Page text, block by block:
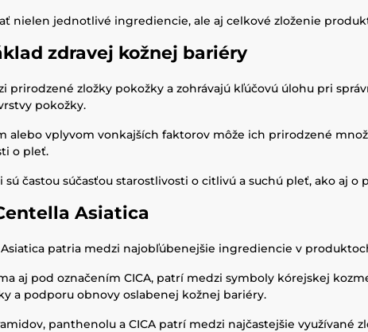
nielen jednotlivé ingrediencie, ale aj celkové zloženie
zdravej kožnej bariéry
prirodzené zložky pokožky a zohrávajú kľúčovú úlohu pri
pokožky.
alebo vplyvom vonkajších faktorov môže ich prirodzené
o pleť.
častou súčasťou starostlivosti o citlivú a suchú pleť, ako aj o
Asiatica
patria medzi najobľúbenejšie ingrediencie v
aj pod označením CICA, patrí medzi symboly kórejskej
a podporu obnovy oslabenej kožnej bariéry.
panthenolu a CICA patrí medzi najčastejšie využívané